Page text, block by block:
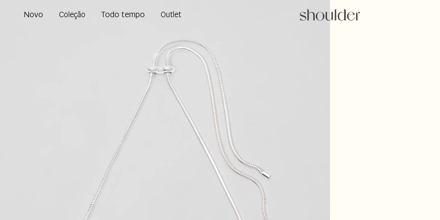
Novo Coleção Todo tempo Outlet